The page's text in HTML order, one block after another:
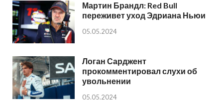
Мартин Брандл: Red Bull
переживет уход Эдриана Ньюи
05.05.2024
Логан Сарджент
прокомментировал слухи об
увольнении
05.05.2024